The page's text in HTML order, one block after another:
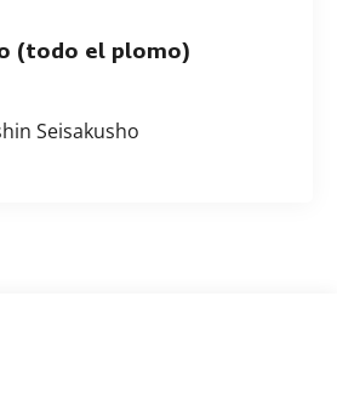
(todo el plomo)
Seisakusho